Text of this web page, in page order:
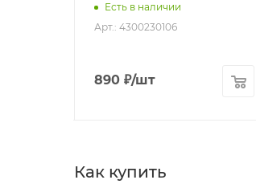
Есть в наличии
Арт.: 4300230106
890₽/шт
Как купить